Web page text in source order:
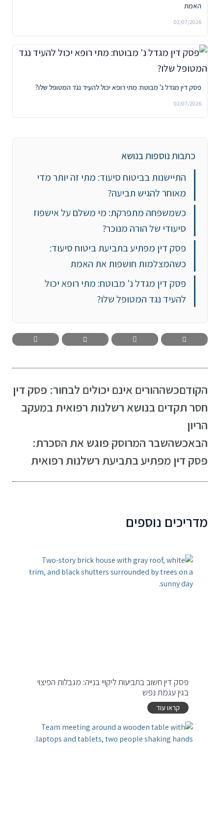
האמת
02/07/2026
פסק דין מגדל נ' מבוטח: מתי רופא יכול להעיד נגד המטופל שלו?
02/07/2026
כתבות נוספות בנושא
התיישנות בביטוח סיעוד: מתי זה יותר מדי
מאוחר להגיש תביעה?
כשמשפחה מתפרקת: מי משלם על אישפוז
סיעודי של הורה מנוכר?
פסק דין מפתיע בתביעת ביטוח סיעוד:
כשהמצלמות חושפות את האמת
פסק דין מגדל נ' מבוטח: מתי רופא יכול
להעיד נגד המטופל שלו?
הקודםכשההורים אינם יכולים לבחור: פסק דין
חסר תקדים בנושא רשלנות רפואית במעקב
הריון
הבאכשהשבר המרוסק פוגש את הסכרת:
פסק דין מפתיע בתביעת רשלנות רפואית
מדריכים נוספים
פסק דין חשוב בתביעות ליקויי בנייה: מגבלות הפיצוי
בגין עגמת נפש
קראו עוד